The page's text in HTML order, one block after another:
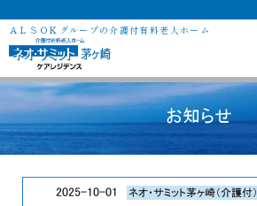
ＡＬＳＯＫグループの介護付有料老人ホーム
お知らせ
2025-10-01 ネオ・サミット茅ヶ崎（介護付）